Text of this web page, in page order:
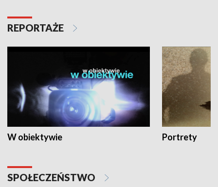
REPORTAŻE
W obiektywie Portrety
SPOŁECZEŃSTWO